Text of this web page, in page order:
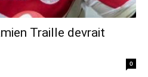
Traille devrait
0